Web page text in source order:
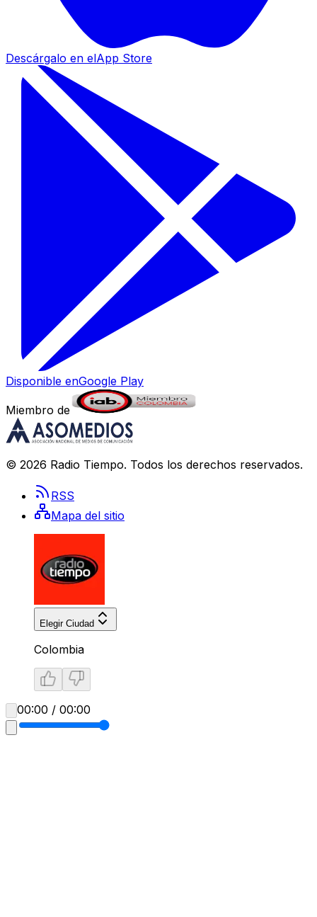
Descárgalo en elApp Store
Disponible enGoogle Play
Miembro de
© 2026 Radio Tiempo. Todos los derechos reservados.
RSS
Mapa del sitio
Elegir Ciudad
Colombia
00:00 / 00:00